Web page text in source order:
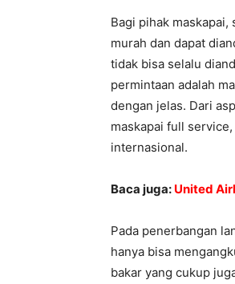
Bagi pihak
murah dan dapat
tidak bisa selalu
permintaan adalah
dengan jelas. Dari
maskapai full
internasional.
Baca juga: United
Pada penerbangan
hanya bisa
bakar yang cukup